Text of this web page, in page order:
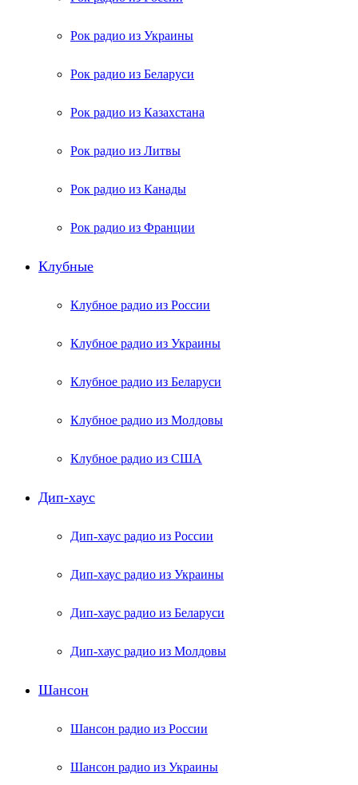
Рок радио из Украины
Рок радио из Беларуси
Рок радио из Казахстана
Рок радио из Литвы
Рок радио из Канады
Рок радио из Франции
Клубные
Клубное радио из России
Клубное радио из Украины
Клубное радио из Беларуси
Клубное радио из Молдовы
Клубное радио из США
Дип-хаус
Дип-хаус радио из России
Дип-хаус радио из Украины
Дип-хаус радио из Беларуси
Дип-хаус радио из Молдовы
Шансон
Шансон радио из России
Шансон радио из Украины